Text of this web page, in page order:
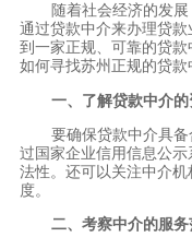
随着社会经济的发
通过贷款中介来办理贷
到一家正规、可靠的贷
如何寻找苏州正规的贷款
一、了解贷款中介的
要确保贷款中介具
过国家企业信用信息公
法性。还可以关注中介
度。
二、考察中介的服务